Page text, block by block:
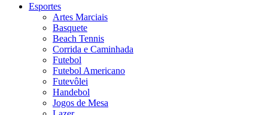
Esportes
Artes Marciais
Basquete
Beach Tennis
Corrida e Caminhada
Futebol
Futebol Americano
Futevôlei
Handebol
Jogos de Mesa